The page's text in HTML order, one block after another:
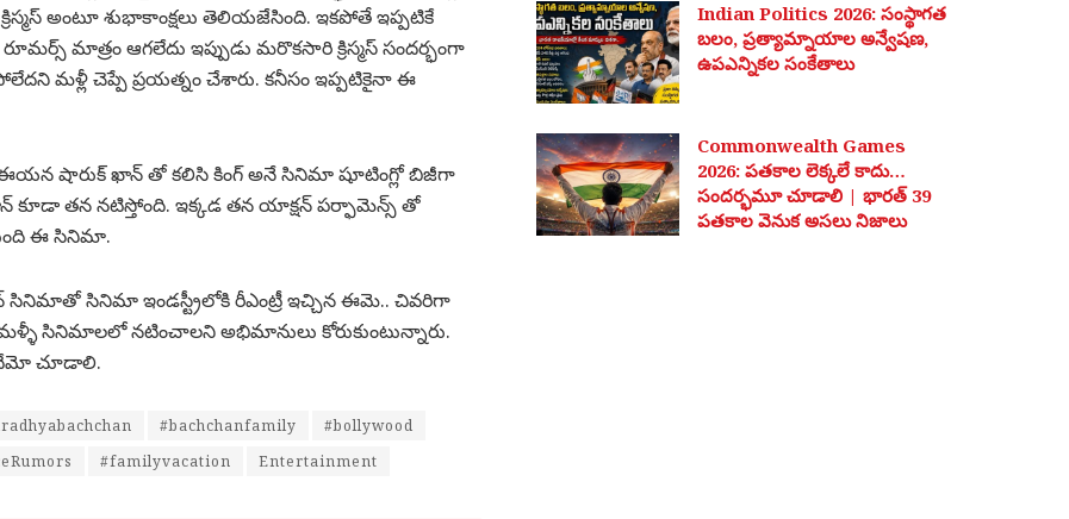
అంటూ శుభాకాంక్షలు తెలియజేసింది. ఇకపోతే ఇప్పటికే
మాత్రం ఆగలేదు ఇప్పుడు మరొకసారి క్రిస్మస్ సందర్భంగా
మళ్లీ చెప్పే ప్రయత్నం చేశారు. కనీసం ఇప్పటికైనా ఈ
ఈయన షారుక్ ఖాన్ తో కలిసి కింగ్ అనే సినిమా షూటింగ్లో బిజీగా
తన నటిస్తోంది. ఇక్కడ తన యాక్షన్ పర్ఫామెన్స్ తో
ఈ సినిమా.
సినిమా ఇండస్ట్రీలోకి రీఎంట్రీ ఇచ్చిన ఈమె.. చివరిగా
సినిమాలలో నటించాలని అభిమానులు కోరుకుంటున్నారు.
చూడాలి.
#bachchanfamily
#bollywood
#familyvacation Entertainment
Indian Politics 2026: సంస్థాగత
బలం, ప్రత్యామ్నాయాల అన్వేషణ,
ఉపఎన్నికల సంకేతాలు
Commonwealth Games
2026: పతకాల లెక్కలే కాదు…
సందర్భమూ చూడాలి | భారత్ 39
పతకాల వెనుక అసలు నిజాలు